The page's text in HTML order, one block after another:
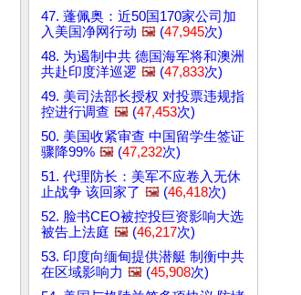
47. 蓬佩奥：近50国170家公司加
入美国净网行动 🖼️ (47,945次)
48. 为遏制中共 德国海军将和澳洲
共赴印度洋巡逻 🖼️ (47,833次)
49. 美司法部长授权 对投票违规指
控进行调查 🖼️ (47,453次)
50. 美国收紧审查 中国留学生签证
骤降99% 🖼️ (47,232次)
51. 代理防长：美军不应卷入无休
止战争 该回家了 🖼️ (46,418次)
52. 脸书CEO被控投巨资影响大选
被告上法庭 🖼️ (46,217次)
53. 印度向缅甸提供潜艇 制衡中共
在区域影响力 🖼️ (45,908次)